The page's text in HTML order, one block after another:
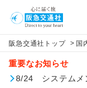
阪急交通社トップ > 国
重要なお知らせ
8/24 システムメ
アイコン
添乗員同行